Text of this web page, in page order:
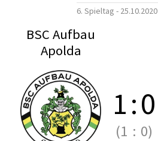
6. Spieltag - 25.10.2020
BSC Aufbau
Apolda
1:0
(1 : 0)